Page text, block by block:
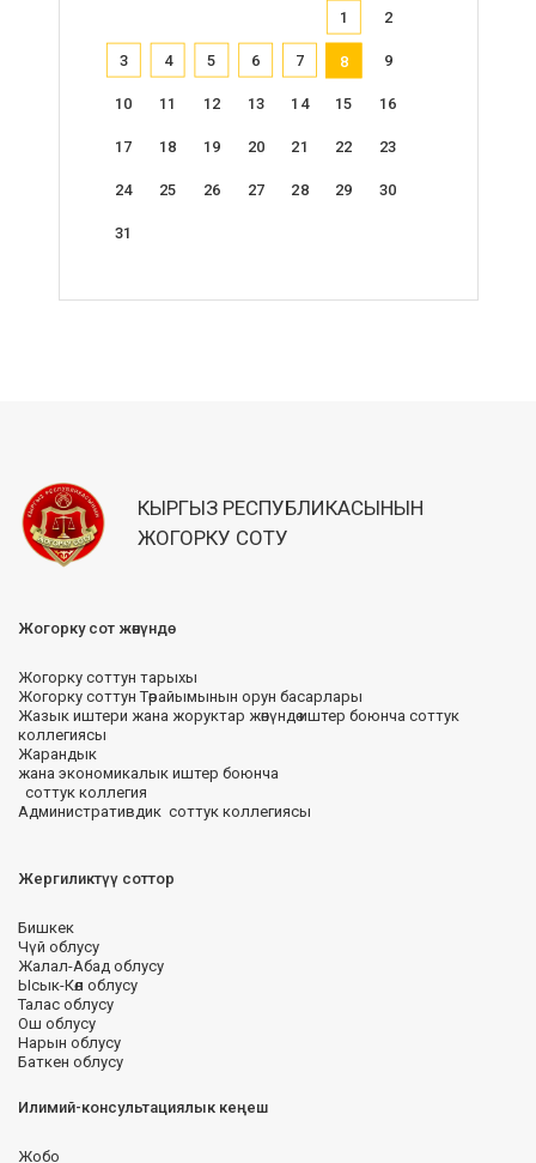
1 2
3 4 5 6 7 8 9
10 11 12 13 14 15 16
17 18 19 20 21 22 23
24 25 26 27 28 29 30
31
КЫРГЫЗ РЕСПУБЛИКАСЫНЫН
ЖОГОРКУ СОТУ
Жогорку сот жөнүндө
Жогорку соттун тарыхы
Жогорку соттун Төрайымынын орун басарлары
Жазык иштери жана жоруктар жөнүндө иштер боюнча соттук
коллегиясы
Жарандык
жана экономикалык иштер боюнча
соттук коллегия
Административдик соттук коллегиясы
Жергиликтүү соттор
Бишкек
Чүй облусу
Жалал-Абад облусу
Ысык-Көл облусу
Талас облусу
Ош облусу
Нарын облусу
Баткен облусу
Илимий-консультациялык кеңеш
Жобо